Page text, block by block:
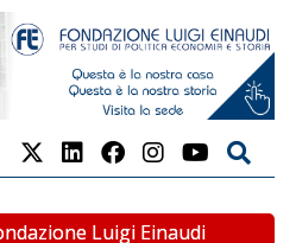
Luigi Einaudi